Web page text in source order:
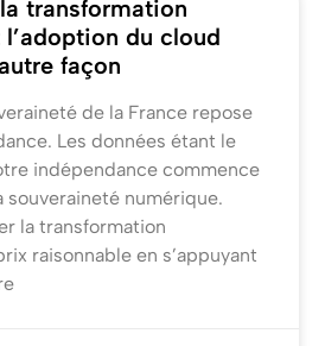
transformation
du cloud
façon
de la France repose
Les données étant le
indépendance commence
souveraineté numérique.
la transformation
raisonnable en s’appuyant